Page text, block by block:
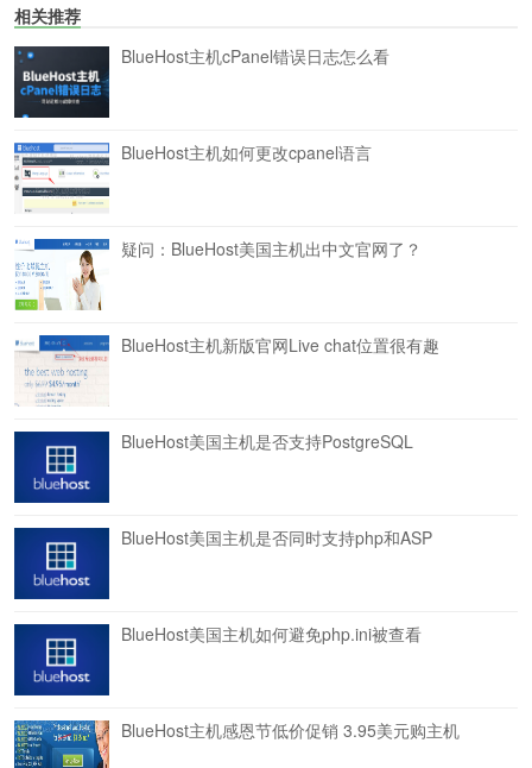
相关推荐
BlueHost主机cPanel错误日志怎么看
BlueHost主机如何更改cpanel语言
疑问：BlueHost美国主机出中文官网了？
BlueHost主机新版官网Live chat位置很有趣
BlueHost美国主机是否支持PostgreSQL
BlueHost美国主机是否同时支持php和ASP
BlueHost美国主机如何避免php.ini被查看
BlueHost主机感恩节低价促销 3.95美元购主机